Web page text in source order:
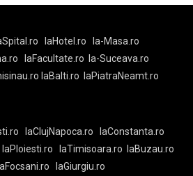
laHotel.ro
la-Masa.ro
laFacultate.ro
la-Suceava.ro
laBalti.ro
laPiatraNeamt.ro
laClujNapoca.ro
laConstanta.ro
laPloiesti.ro laTimisoara.ro
laBuzau.ro
laFocsani.ro laGiurgiu.ro